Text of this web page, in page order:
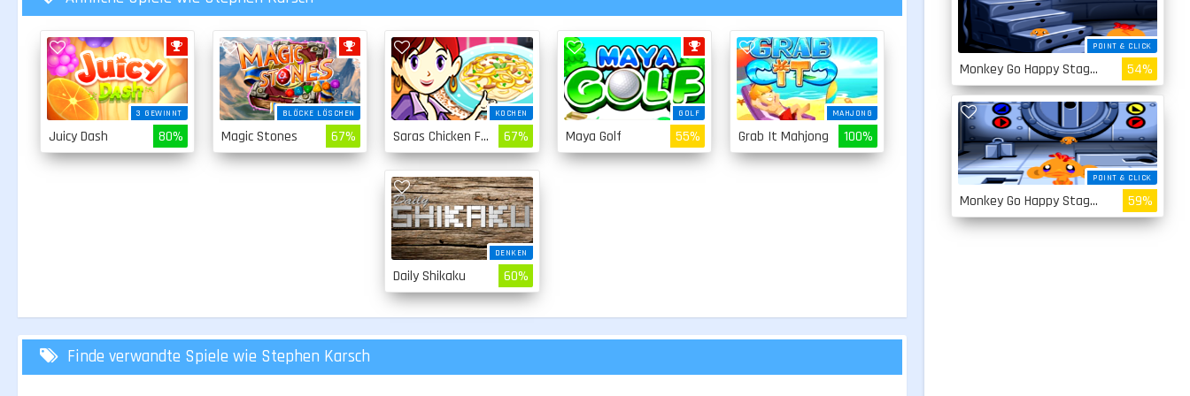
3 GEWINNT
Juicy Dash 80%
BLÖCKE LÖSCHEN
Magic Stones 67%
KOCHEN
Saras Chicken Fettuccine 67%
GOLF
Maya Golf 55%
MAHJONG
Grab It Mahjong 100%
DENKEN
Daily Shikaku 60%
Finde verwandte Spiele wie Stephen Karsch
POINT & CLICK
Monkey Go Happy Stage 2 54%
POINT & CLICK
Monkey Go Happy Stage 1 59%